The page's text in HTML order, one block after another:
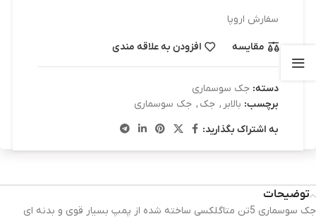
سفارش اروپا
مقایسه افزودن به علاقه مندی
دسته: جک سوسماری
برچسب: بالابر , جک , جک سوسماری
به اشتراک بگذارید:
توضیحات
جک سوسماری 5تن متاگلکسی ساخته شده از پمپ بسیار قوی و بدنه ای